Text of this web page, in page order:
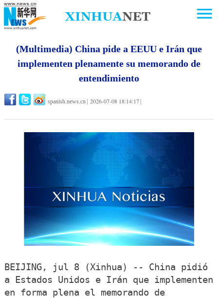
(Multimedia) China pide a EEUU e Irán que
implementen plenamente su memorando de
entendimiento
spanish.news.cn 2026-07-08 18:14:17
BEIJING, jul 8 (Xinhua) -- China pidió
a Estados Unidos e Irán que implementen
en forma plena el memorando de